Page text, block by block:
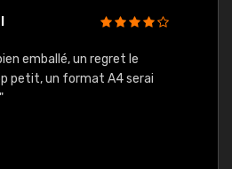
emballé, un regret le
petit, un format A4 serai